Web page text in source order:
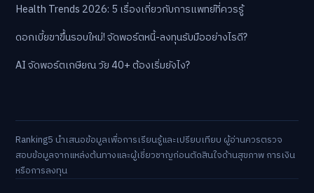
Health Trends 2026: 5 เรื่องเกี่ยวกับการแพทย์ที่ควรรู้
ดอกเบี้ยขาขึ้นรอบใหม่! จัดพอร์ตหนี้-ลงทุนรับมืออย่างไรดี?
AI จัดพอร์ตเกษียณ วัย 40+ ต้องเริ่มยังไง?
Ranking5 นำเสนอข้อมูลเพื่อการเรียนรู้และเปรียบเทียบ ผู้อ่านควรตรวจ
สอบข้อมูลจากแหล่งต้นทางและผู้เชี่ยวชาญก่อนตัดสินใจด้านสุขภาพ การเงิน
หรือการลงทุน